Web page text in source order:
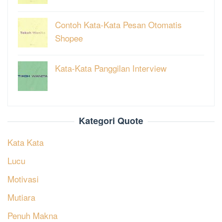
Contoh Kata-Kata Pesan Otomatis
Shopee
Kata-Kata Panggilan Interview
Kategori Quote
Kata Kata
Lucu
Motivasi
Mutiara
Penuh Makna